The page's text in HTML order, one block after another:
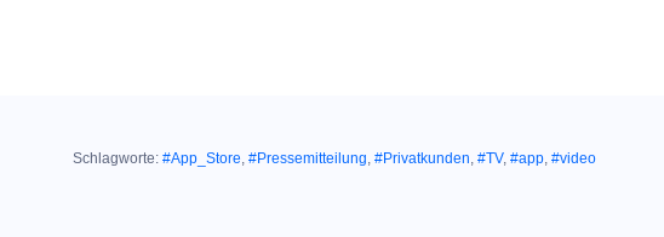
Schlagworte: #App_Store, #Pressemitteilung, #Privatkunden, #TV, #app, #video